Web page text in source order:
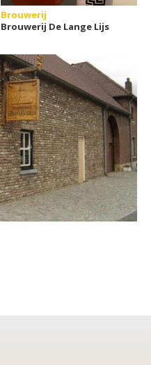
Brouwerij
Brouwerij De Lange Lijs